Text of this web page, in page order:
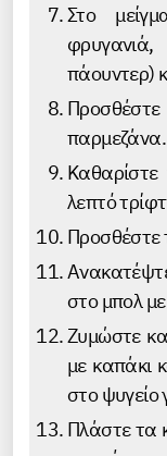
Στο
πάουντερ)
παρμεζάνα.
Καθαρίστε
λεπτό
Προσθέστε
στο μπολ
Ζυμώστε
με καπάκι
στο ψυγείο
Πλάστε τα